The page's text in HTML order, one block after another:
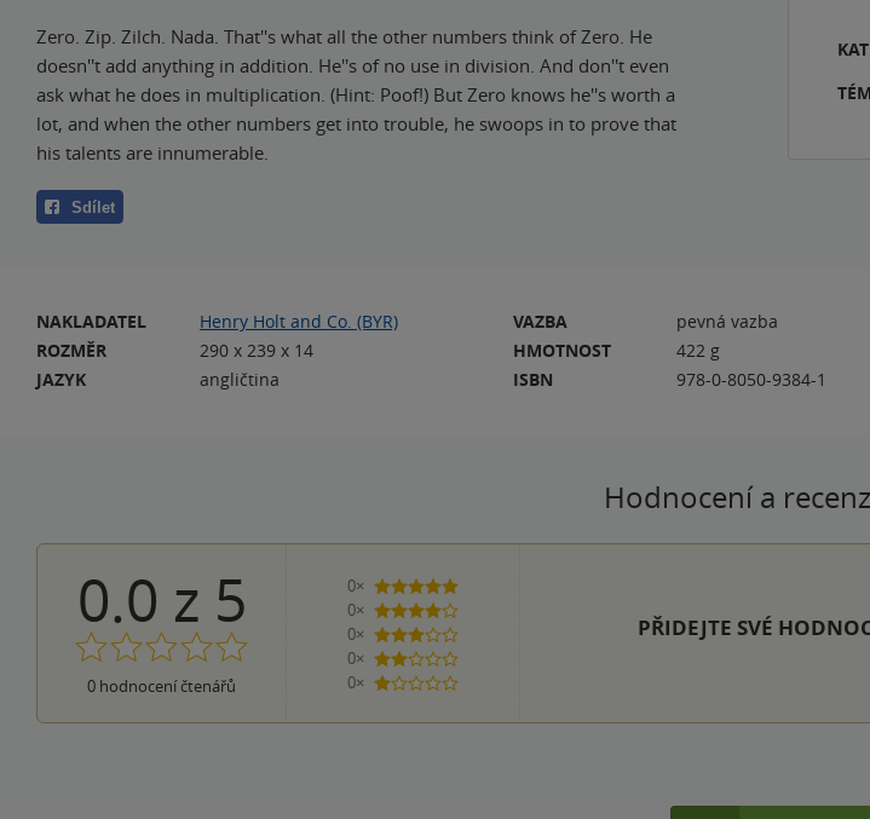
Zero. Zip. Zilch. Nada. That''s what all the other numbers think of Zero. He
doesn''t add anything in addition. He''s of no use in division. And don''t even
ask what he does in multiplication. (Hint: Poof!) But Zero knows he''s worth a
lot, and when the other numbers get into trouble, he swoops in to prove that
his talents are innumerable.
Sdílet
NAKLADATEL
Henry Holt and Co. (BYR)
ROZMĚR
290 x 239 x 14
JAZYK
angličtina
VAZBA
pevná vazba
HMOTNOST
422 g
ISBN
978-0-8050-9384-1
Hodnocení a
0.0 z 5
0 hodnocení čtenářů
0×
5 hvězdiček
0×
4 hvězdičky
0×
3 hvězdičky
0×
2 hvězdičky
0×
1 hvezdička
PŘIDEJTE SVÉ